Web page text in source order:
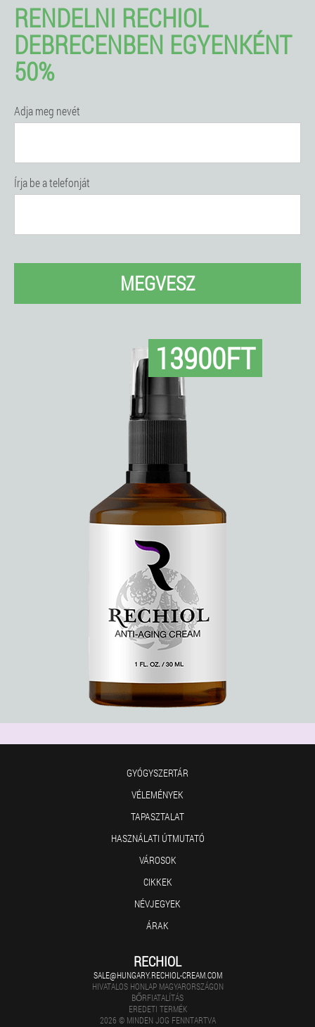
RENDELNI RECHIOL
DEBRECENBEN EGYENKÉNT
50%
Adja meg nevét
Írja be a telefonját
MEGVESZ
13900FT
GYÓGYSZERTÁR
VÉLEMÉNYEK
TAPASZTALAT
HASZNÁLATI ÚTMUTATÓ
VÁROSOK
CIKKEK
NÉVJEGYEK
ÁRAK
RECHIOL
SALE@HUNGARY.RECHIOL-CREAM.COM
HIVATALOS HONLAP MAGYARORSZÁGON
BŐRFIATALÍTÁS
EREDETI TERMÉK
2026 © MINDEN JOG FENNTARTVA